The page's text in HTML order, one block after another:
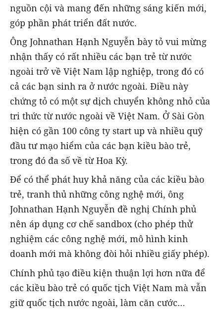
nguồn cội và mang đến những sáng kiến mới,
góp phần phát triển đất nước.
Ông Johnathan Hạnh Nguyễn bày tỏ vui mừng
nhận thấy có rất nhiều các bạn trẻ từ nước
ngoài trở về Việt Nam lập nghiệp, trong đó có
cả các bạn sinh ra ở nước ngoài. Điều này
chứng tỏ có một sự dịch chuyển không nhỏ của
tri thức từ nước ngoài về Việt Nam. Ở Sài Gòn
hiện có gần 100 công ty start up và nhiều quỹ
đầu tư mạo hiểm của các bạn kiều bào trẻ,
trong đó đa số về từ Hoa Kỳ.
Để có thể phát huy khả năng của các kiều bào
trẻ, tranh thủ những công nghệ mới, ông
Johnathan Hạnh Nguyễn đề nghị Chính phủ
nên áp dụng cơ chế sandbox (cho phép thử
nghiệm các công nghệ mới, mô hình kinh
doanh mới mà không đòi hỏi nhiều giấy phép).
Chính phủ tạo điều kiện thuận lợi hơn nữa để
các kiều bào trẻ có quốc tịch Việt Nam mà vẫn
giữ quốc tịch nước ngoài, làm căn cước…